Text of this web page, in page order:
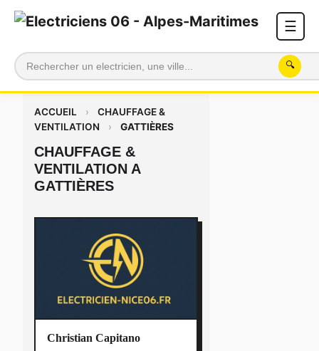
☰
🔍
ACCUEIL ›
CHAUFFAGE &
VENTILATION
› GATTIÈRES
CHAUFFAGE &
VENTILATION A
GATTIÈRES
Christian Capitano